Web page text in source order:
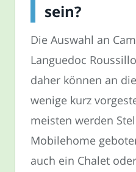
sein?
Die Auswahl an
Languedoc
daher können an
wenige kurz
meisten werden
Mobilehome
auch ein Chalet